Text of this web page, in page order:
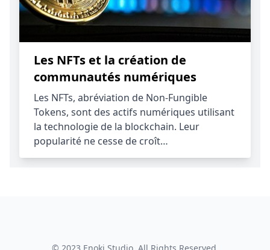
Les NFTs et la création de
communautés numériques
Les NFTs, abréviation de Non-Fungible
Tokens, sont des actifs numériques utilisant
la technologie de la blockchain. Leur
popularité ne cesse de croît…